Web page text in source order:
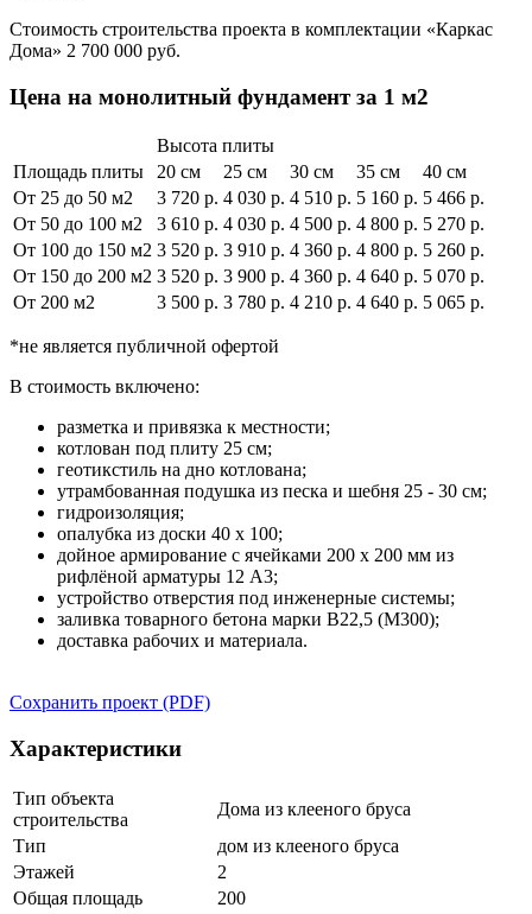
Стоимость строительства проекта в комплектации «Каркас
Дома» 2 700 000 руб.
Цена на монолитный фундамент за 1 м2
Высота плиты
Площадь плиты
20 см 25 см 30 см 35 см
40 см
От 25 до 50 м2
3 720 р. 4 030 р. 4 510 р. 5 160 р. 5 466 р.
От 50 до 100 м2
3 610 р. 4 030 р. 4 500 р. 4 800 р. 5 270 р.
От 100 до 150 м2 3 520 р. 3 910 р. 4 360 р. 4 800 р. 5 260 р.
От 150 до 200 м2 3 520 р. 3 900 р. 4 360 р. 4 640 р. 5 070 р.
От 200 м2
3 500 р. 3 780 р. 4 210 р. 4 640 р. 5 065 р.
*не является публичной офертой
В стоимость включено:
разметка и привязка к местности;
котлован под плиту 25 см;
геотикстиль на дно котлована;
утрамбованная подушка из песка и шебня 25 - 30 см;
гидроизоляция;
опалубка из доски 40 х 100;
дойное армирование с ячейками 200 х 200 мм из
рифлёной арматуры 12 А3;
устройство отверстия под инженерные системы;
заливка товарного бетона марки В22,5 (М300);
доставка рабочих и материала.
Сохранить проект (PDF)
Характеристики
Тип объекта
строительства
Дома из клееного бруса
Тип
дом из клееного бруса
Этажей
2
Общая площадь
200